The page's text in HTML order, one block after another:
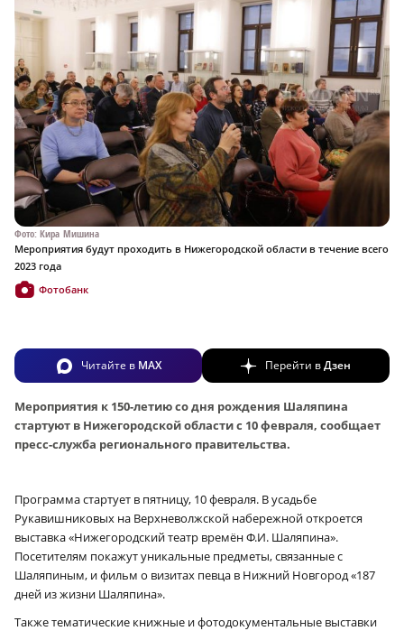
Фото: Кира Мишина
Мероприятия будут проходить в Нижегородской области в течение всего
2023 года
Фотобанк
Читайте в MAX Перейти вДзен
Мероприятия к 150-летию со дня рождения Шаляпина
стартуют в Нижегородской области с 10 февраля, сообщает
пресс-служба регионального правительства.
Программа стартует в пятницу, 10 февраля. В усадьбе
Рукавишниковых на Верхневолжской набережной откроется
выставка «Нижегородский театр времён Ф.И. Шаляпина».
Посетителям покажут уникальные предметы, связанные с
Шаляпиным, и фильм о визитах певца в Нижний Новгород «187
дней из жизни Шаляпина».
Также тематические книжные и фотодокументальные выставки